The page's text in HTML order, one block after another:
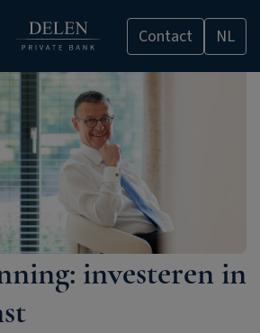
Contact NL
investeren in